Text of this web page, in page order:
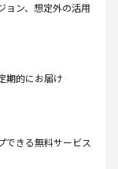
ョン、想定外の活用
期的にお届け
できる無料サービス